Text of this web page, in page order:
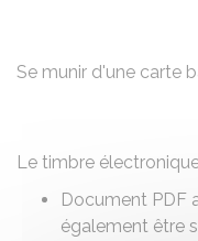
Se munir d'une carte
Le timbre
Document PDF
également être